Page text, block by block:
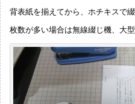
背表紙を揃えてから、ホチキスで
枚数が多い場合は無線綴じ機、大